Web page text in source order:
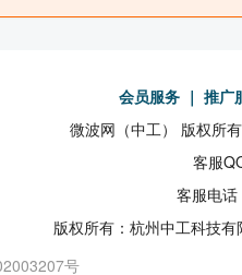
会员服务 ｜ 推广
微波网（中工） 版权所
客服
客服电
版权所有：杭州中工科技
号